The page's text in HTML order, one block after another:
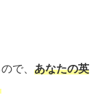
で、 あなたの英